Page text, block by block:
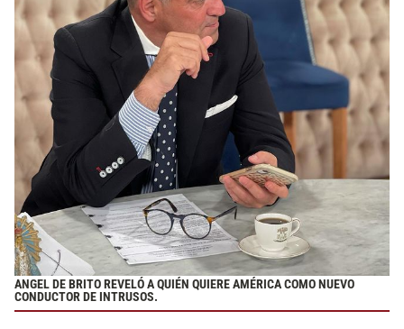
ANGEL DE BRITO REVELÓ A QUIÉN QUIERE AMÉRICA COMO NUEVO
CONDUCTOR DE INTRUSOS.